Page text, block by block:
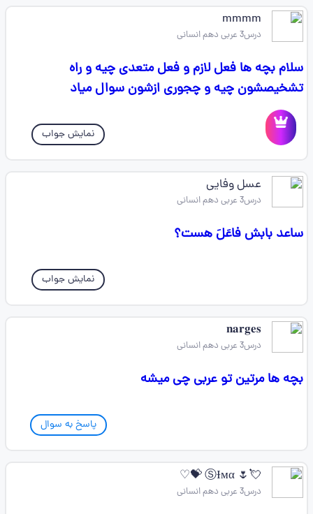
mmmm
درس3 عربی دهم انسانی
سلام بچه ها فعل لازم و فعل متعدی چیه و راه
تشخیصشون چیه و چجوری ازشون سوال میاد
نمایش جواب
عسل وفایی
درس3 عربی دهم انسانی
ساعد بابش فاعَلَ هست؟
نمایش جواب
𝐧𝐚𝐫𝐠𝐞𝐬
درس3 عربی دهم انسانی
بچه ها مرتین تو عربی چی میشه
پاسخ به سوال
💘🌷 ⓈƗмα 💝♡
درس3 عربی دهم انسانی